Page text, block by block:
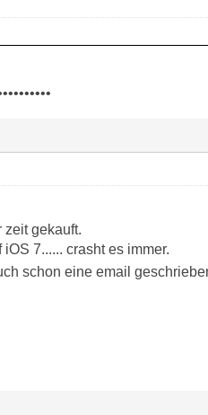
zeit gekauft.
7...... crasht es immer.
schon eine email